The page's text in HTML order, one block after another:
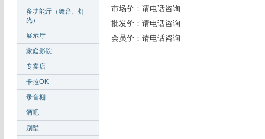
市场价：请电话咨询
批发价：请电话咨询
会员价：请电话咨询
多功能厅（舞台、灯
光）
展示厅
家庭影院
专卖店
卡拉OK
录音棚
酒吧
别墅